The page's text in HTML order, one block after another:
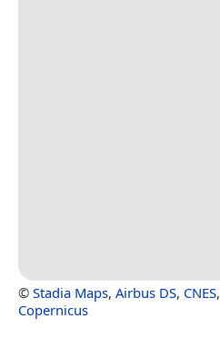
© Stadia Maps, Airbus DS, CNES,
Copernicus